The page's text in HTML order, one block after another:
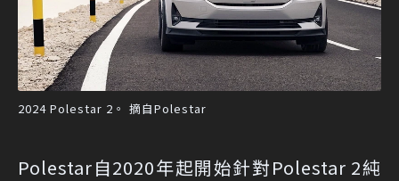
2024 Polestar 2。 摘自Polestar
Polestar自2020年起開始針對Polestar 2純